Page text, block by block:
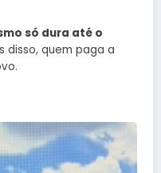
só dura até o
disso, quem paga a